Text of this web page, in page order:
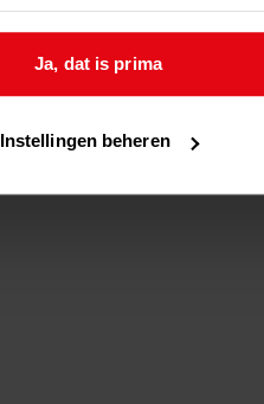
Ja, dat is prima
Instellingen beheren